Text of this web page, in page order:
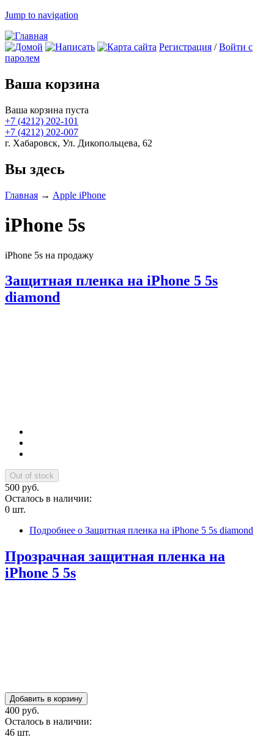
Jump to navigation
Регистрация /Войти с
паролем
Ваша корзина
Ваша корзина пуста
+7 (4212) 202-101
+7 (4212) 202-007
г. Хабаровск, Ул. Дикопольцева, 62
Вы здесь
Главная → Apple iPhone
iPhone 5s
iPhone 5s на продажу
Защитная пленка на iPhone 5 5s
diamond
500 руб.
Осталось в наличии:
0 шт.
Подробнее о Защитная пленка на iPhone 5 5s diamond
Прозрачная защитная пленка на
iPhone 5 5s
400 руб.
Осталось в наличии:
46 шт.